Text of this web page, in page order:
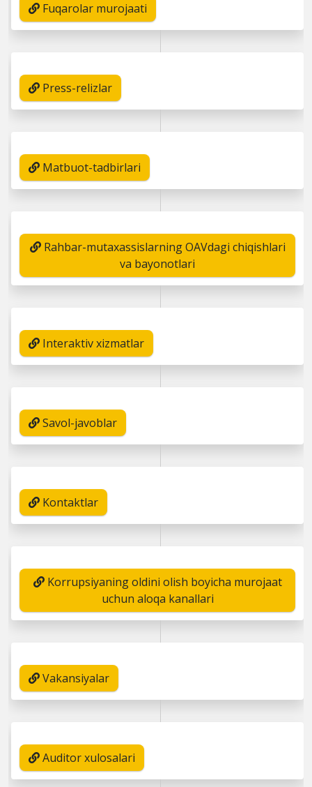
Fuqarolar murojaati
Press-relizlar
Matbuot-tadbirlari
Rahbar-mutaxassislarning OAVdagi chiqishlari
va bayonotlari
Interaktiv xizmatlar
Savol-javoblar
Kontaktlar
Korrupsiyaning oldini olish boyicha murojaat
uchun aloqa kanallari
Vakansiyalar
Auditor xulosalari